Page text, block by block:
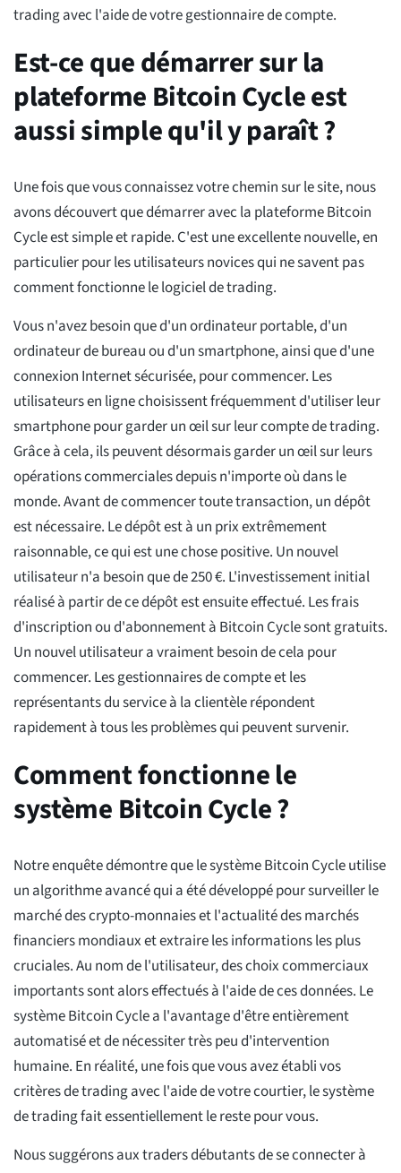
trading avec l'aide de votre gestionnaire de compte.
Est-ce que démarrer sur la
plateforme Bitcoin Cycle est
aussi simple qu'il y paraît ?
Une fois que vous connaissez votre chemin sur le site, nous
avons découvert que démarrer avec la plateforme Bitcoin
Cycle est simple et rapide. C'est une excellente nouvelle, en
particulier pour les utilisateurs novices qui ne savent pas
comment fonctionne le logiciel de trading.
Vous n'avez besoin que d'un ordinateur portable, d'un
ordinateur de bureau ou d'un smartphone, ainsi que d'une
connexion Internet sécurisée, pour commencer. Les
utilisateurs en ligne choisissent fréquemment d'utiliser leur
smartphone pour garder un œil sur leur compte de trading.
Grâce à cela, ils peuvent désormais garder un œil sur leurs
opérations commerciales depuis n'importe où dans le
monde. Avant de commencer toute transaction, un dépôt
est nécessaire. Le dépôt est à un prix extrêmement
raisonnable, ce qui est une chose positive. Un nouvel
utilisateur n'a besoin que de 250 €. L'investissement initial
réalisé à partir de ce dépôt est ensuite effectué. Les frais
d'inscription ou d'abonnement à Bitcoin Cycle sont gratuits.
Un nouvel utilisateur a vraiment besoin de cela pour
commencer. Les gestionnaires de compte et les
représentants du service à la clientèle répondent
rapidement à tous les problèmes qui peuvent survenir.
Comment fonctionne le
système Bitcoin Cycle ?
Notre enquête démontre que le système Bitcoin Cycle utilise
un algorithme avancé qui a été développé pour surveiller le
marché des crypto-monnaies et l'actualité des marchés
financiers mondiaux et extraire les informations les plus
cruciales. Au nom de l'utilisateur, des choix commerciaux
importants sont alors effectués à l'aide de ces données. Le
système Bitcoin Cycle a l'avantage d'être entièrement
automatisé et de nécessiter très peu d'intervention
humaine. En réalité, une fois que vous avez établi vos
critères de trading avec l'aide de votre courtier, le système
de trading fait essentiellement le reste pour vous.
Nous suggérons aux traders débutants de se connecter à